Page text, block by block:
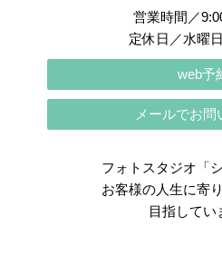
営業時間／
定休日／水曜
web予
メールでお問
フォトスタジオ「
お客様の人生に寄
目指してい